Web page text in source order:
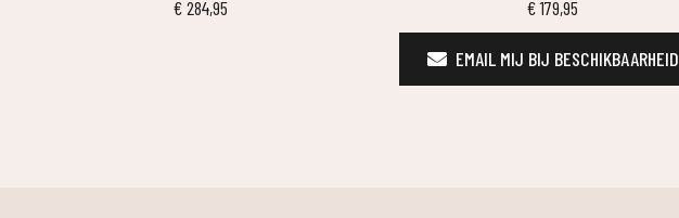
€ 284,95
€179,95
EMAIL MIJ BIJ BESCHIKBAARHEID